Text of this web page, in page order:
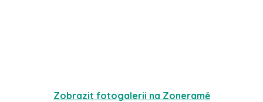
Zobrazit fotogalerii na Zoneramě